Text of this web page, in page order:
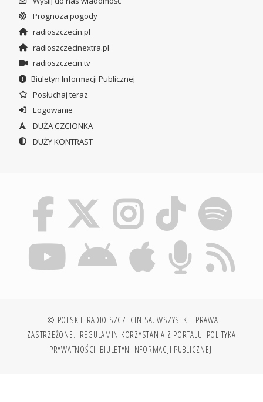
Prognoza pogody
radioszczecin.pl
radioszczecinextra.pl
radioszczecin.tv
Biuletyn Informacji Publicznej
Posłuchaj teraz
Logowanie
DUŻA CZCIONKA
DUŻY KONTRAST
© POLSKIE RADIO SZCZECIN SA. WSZYSTKIE PRAWA
ZASTRZEŻONE. REGULAMIN KORZYSTANIA Z PORTALU POLITYKA
PRYWATNOŚCI BIULETYN INFORMACJI PUBLICZNEJ